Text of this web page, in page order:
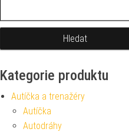
Kategorie produktu
Autíčka a trenažéry
Autíčka
Autodráhy